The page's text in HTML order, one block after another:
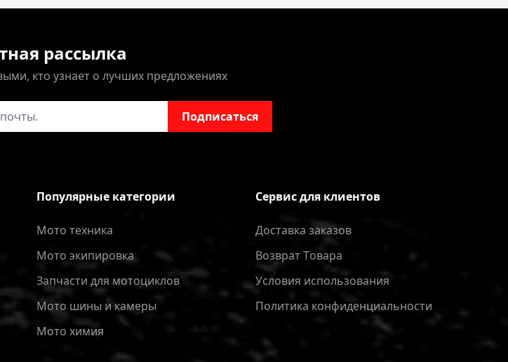
рассылка
кто узнает о лучших предложениях
Подписаться
Популярные категории
Мото техника
Мото экипировка
Запчасти для мотоциклов
Мото шины и камеры
Мото химия
Сервис для клиентов
Доставка заказов
Bозврат Tовара
Условия использования
Политика конфиденциальности